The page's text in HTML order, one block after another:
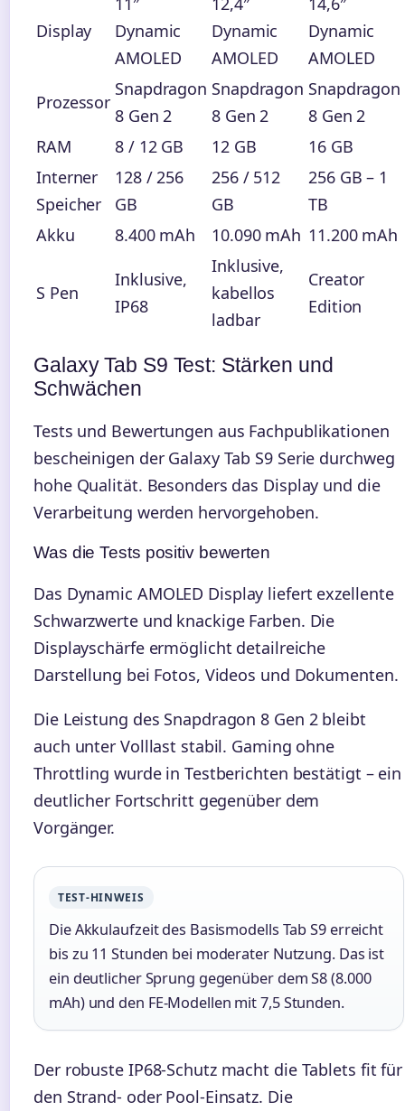
Display
Dynamic
AMOLED
Dynamic
AMOLED
Dynamic
AMOLED
Prozessor
Snapdragon
8 Gen 2
Snapdragon
8 Gen 2
Snapdragon
8 Gen 2
RAM
8 / 12 GB 12 GB
16 GB
Interner
Speicher
128 / 256
GB
256 / 512
GB
256 GB – 1
TB
Akku
8.400 mAh 10.090 mAh 11.200 mAh
S Pen
Inklusive,
IP68
Inklusive,
kabellos
ladbar
Creator
Edition
Galaxy Tab S9 Test: Stärken und
Schwächen
Tests und Bewertungen aus Fachpublikationen
bescheinigen der Galaxy Tab S9 Serie durchweg
hohe Qualität. Besonders das Display und die
Verarbeitung werden hervorgehoben.
Was die Tests positiv bewerten
Das Dynamic AMOLED Display liefert exzellente
Schwarzwerte und knackige Farben. Die
Displayschärfe ermöglicht detailreiche
Darstellung bei Fotos, Videos und Dokumenten.
Die Leistung des Snapdragon 8 Gen 2 bleibt
auch unter Volllast stabil. Gaming ohne
Throttling wurde in Testberichten bestätigt – ein
deutlicher Fortschritt gegenüber dem
Vorgänger.
TEST-HINWEIS
Die Akkulaufzeit des Basismodells Tab S9 erreicht
bis zu 11 Stunden bei moderater Nutzung. Das ist
ein deutlicher Sprung gegenüber dem S8 (8.000
mAh) und den FE-Modellen mit 7,5 Stunden.
Der robuste IP68-Schutz macht die Tablets fit für
den Strand- oder Pool-Einsatz. Die